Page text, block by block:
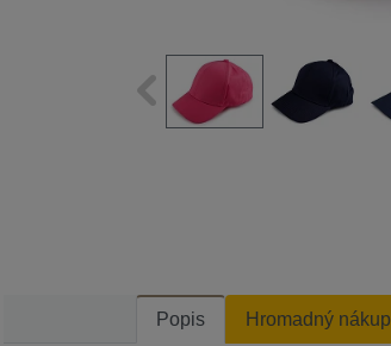
Popis Hromadný nákup